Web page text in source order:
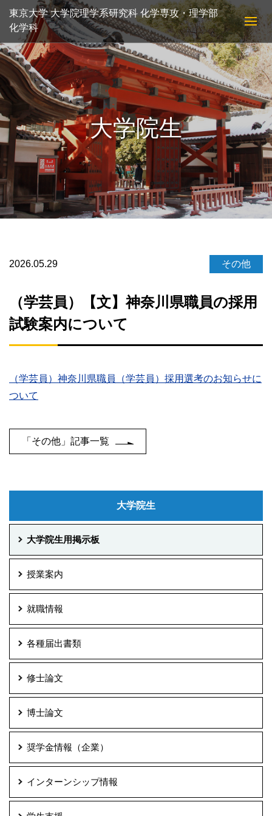
東京大学 大学院理学系研究科 化学専攻・理学部
化学科
大学院生
2026.05.29 その他
（学芸員）【文】神奈川県職員の採用
試験案内について
（学芸員）神奈川県職員（学芸員）採用選考のお知らせに
ついて
「その他」記事一覧
大学院生
大学院生用掲示板
授業案内
就職情報
各種届出書類
修士論文
博士論文
奨学金情報（企業）
インターンシップ情報